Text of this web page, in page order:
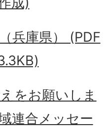
兵庫県） (PDF
をお願いしま
連合メッセー